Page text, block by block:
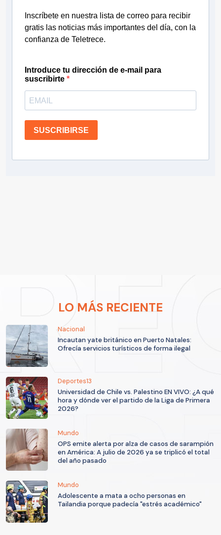
Inscríbete en nuestra lista de correo para recibir
gratis las noticias más importantes del día, con la
confianza de Teletrece.
Introduce tu dirección de e-mail para
suscribirte
SUSCRIBIRSE
LO MÁS RECIENTE
Nacional
Incautan yate británico en Puerto Natales:
Ofrecía servicios turísticos de forma ilegal
Deportes13
Universidad de Chile vs. Palestino EN VIVO: ¿A qué
hora y dónde ver el partido de la Liga de Primera
2026?
Mundo
OPS emite alerta por alza de casos de sarampión
en América: A julio de 2026 ya se triplicó el total
del año pasado
Mundo
Adolescente a mata a ocho personas en
Tailandia porque padecía "estrés académico"